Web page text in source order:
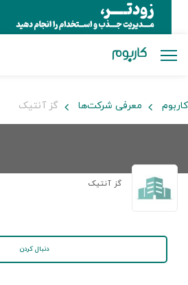
کاربوم معرفی شرکت‌ها گز آنتیک
گز آنتیک
دنبال کردن